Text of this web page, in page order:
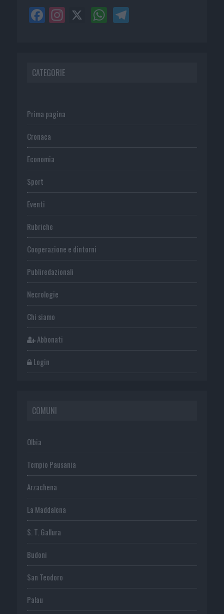
CATEGORIE
Prima pagina
Cronaca
Economia
Sport
Eventi
Rubriche
Cooperazione e dintorni
Publiredazionali
Necrologie
Chi siamo
Abbonati
Login
COMUNI
Olbia
Tempio Pausania
Arzachena
La Maddalena
S. T. Gallura
Budoni
San Teodoro
Palau